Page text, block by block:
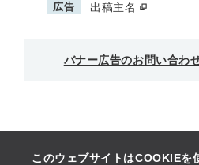
このウェブサイトはCOOKIEを
広告 出稿主名
バナー広告のお問い合わ